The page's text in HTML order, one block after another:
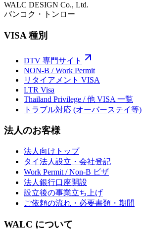
WALC DESIGN Co., Ltd.
バンコク・トンロー
VISA 種別
DTV 専門サイト
NON-B / Work Permit
リタイアメント VISA
LTR Visa
Thailand Privilege / 他 VISA 一覧
トラブル対応 (オーバーステイ等)
法人のお客様
法人向けトップ
タイ法人設立・会社登記
Work Permit / Non-B ビザ
法人銀行口座開設
設立後の事業立ち上げ
ご依頼の流れ・必要書類・期間
WALC について